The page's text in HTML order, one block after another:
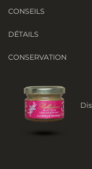
CONSEILS
DÉTAILS
CONSERVATION